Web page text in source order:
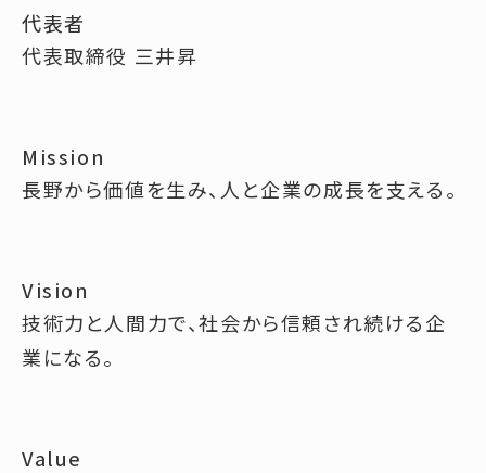
代表者
代表取締役 三井昇
Mission
長野から価値を生み、人と企業の成長を支える。
Vision
技術力と人間力で、社会から信頼され続ける企
業になる。
Value